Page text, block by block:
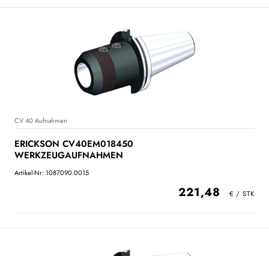
CV 40 Aufnahmen
ERICKSON CV40EM018450
WERKZEUGAUFNAHMEN
Artikel-Nr: 1087090.0015
221,48